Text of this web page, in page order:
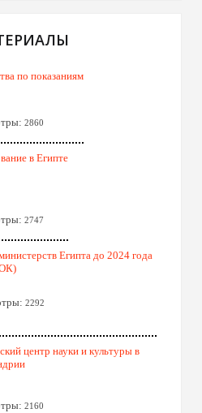
по показаниям
2860
в Египте
2747
Египта до 2024 года
2292
центр науки и культуры в
2160